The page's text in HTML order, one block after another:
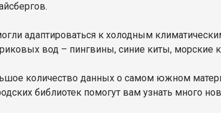
адаптироваться к холодным
вод – пингвины, синие киты, морские
количество данных о самом южном
библиотек помогут вам узнать много